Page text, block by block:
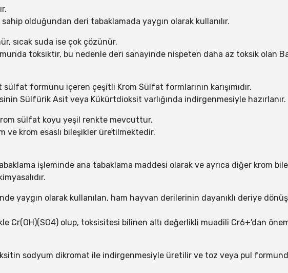
olduğundan deri tabaklamada yaygın olarak kullanılır.
sıcak suda ise çok çözünür.
toksiktir, bu nedenle deri sanayinde nispeten daha az toksik olan
formunu içeren çeşitli Krom Sülfat formlarının karışımıdır.
Sülfürik Asit veya Kükürtdioksit varlığında indirgenmesiyle hazırlanır.
sülfat koyu yeşil renkte mevcuttur.
ve krom esaslı bileşikler üretilmektedir.
işleminde ana tabaklama maddesi olarak ve ayrıca diğer krom
yaygın olarak kullanılan, ham hayvan derilerinin dayanıklı deriye
Cr(OH)(SO4) olup, toksisitesi bilinen altı değerlikli muadili Cr6+'dan
sodyum dikromat ile indirgenmesiyle üretilir ve toz veya pul